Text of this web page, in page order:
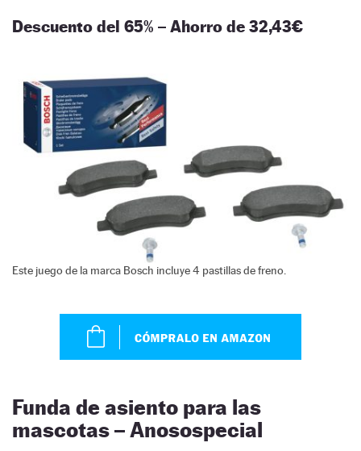
Descuento del 65% – Ahorro de 32,43€
Este juego de la marca Bosch incluye 4 pastillas de freno.
Funda de asiento para las
mascotas – Anosospecial